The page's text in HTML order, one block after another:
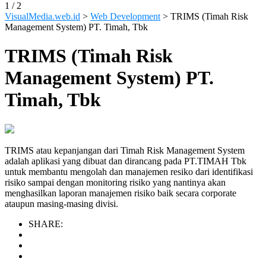
1 / 2
VisualMedia.web.id > Web Development > TRIMS (Timah Risk
Management System) PT. Timah, Tbk
TRIMS (Timah Risk
Management System) PT.
Timah, Tbk
TRIMS atau kepanjangan dari Timah Risk Management System
adalah aplikasi yang dibuat dan dirancang pada PT.TIMAH Tbk
untuk membantu mengolah dan manajemen resiko dari identifikasi
risiko sampai dengan monitoring risiko yang nantinya akan
menghasilkan laporan manajemen risiko baik secara corporate
ataupun masing-masing divisi.
SHARE: